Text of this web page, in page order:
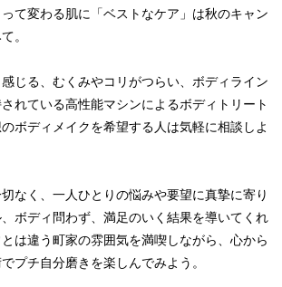
て変わる肌に「ベストなケア」は秋のキャン
。
じる、むくみやコリがつらい、ボディライン
れている高性能マシンによるボディトリート
ボディメイクを希望する人は気軽に相談しよ
なく、一人ひとりの悩みや要望に真摯に寄り
ボディ問わず、満足のいく結果を導いてくれ
は違う町家の雰囲気を満喫しながら、心から
プチ自分磨きを楽しんでみよう。